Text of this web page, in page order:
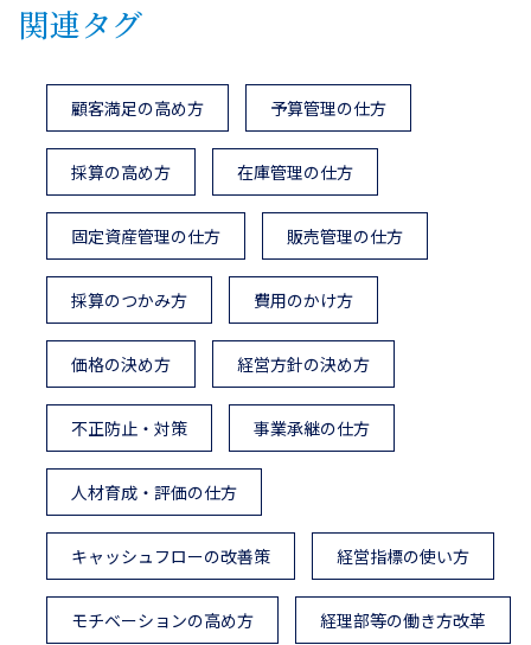
関連タグ
顧客満足の高め方 予算管理の仕方
採算の高め方 在庫管理の仕方
固定資産管理の仕方 販売管理の仕方
採算のつかみ方 費用のかけ方
価格の決め方 経営方針の決め方
不正防止・対策 事業承継の仕方
人材育成・評価の仕方
キャッシュフローの改善策 経営指標の使い方
モチベーションの高め方 経理部等の働き方改革